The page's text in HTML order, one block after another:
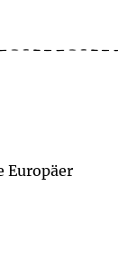
Europäer